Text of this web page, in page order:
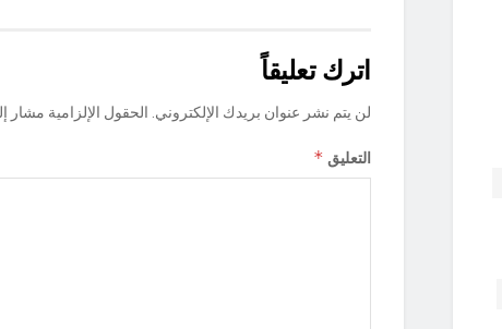
اترك تعليقاً
لن يتم نشر عنوان بريدك الإلكتروني. الحقول الإلزامية مشار
التعليق *